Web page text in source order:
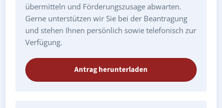
übermitteln und Förderungszusage abwarten.
Gerne unterstützen wir Sie bei der Beantragung
und stehen Ihnen persönlich sowie telefonisch zur
Verfügung.
Antrag herunterladen